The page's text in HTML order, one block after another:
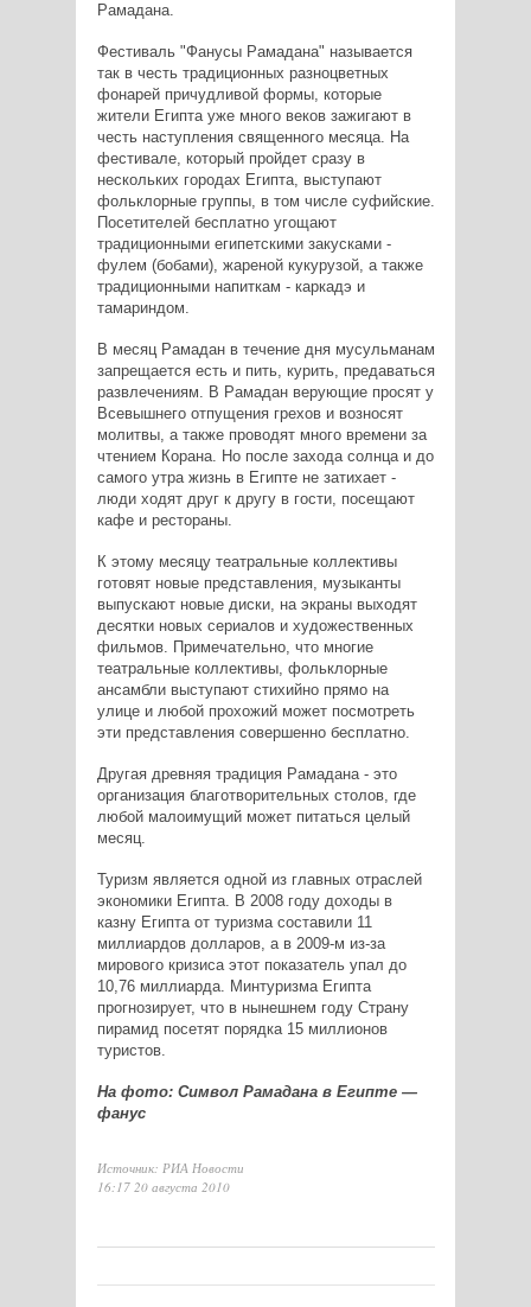
Рамадана.
Фестиваль "Фанусы Рамадана" называется
так в честь традиционных разноцветных
фонарей причудливой формы, которые
жители Египта уже много веков зажигают в
честь наступления священного месяца. На
фестивале, который пройдет сразу в
нескольких городах Египта, выступают
фольклорные группы, в том числе суфийские.
Посетителей бесплатно угощают
традиционными египетскими закусками -
фулем (бобами), жареной кукурузой, а также
традиционными напиткам - каркадэ и
тамариндом.
В месяц Рамадан в течение дня мусульманам
запрещается есть и пить, курить, предаваться
развлечениям. В Рамадан верующие просят у
Всевышнего отпущения грехов и возносят
молитвы, а также проводят много времени за
чтением Корана. Но после захода солнца и до
самого утра жизнь в Египте не затихает -
люди ходят друг к другу в гости, посещают
кафе и рестораны.
К этому месяцу театральные коллективы
готовят новые представления, музыканты
выпускают новые диски, на экраны выходят
десятки новых сериалов и художественных
фильмов. Примечательно, что многие
театральные коллективы, фольклорные
ансамбли выступают стихийно прямо на
улице и любой прохожий может посмотреть
эти представления совершенно бесплатно.
Другая древняя традиция Рамадана - это
организация благотворительных столов, где
любой малоимущий может питаться целый
месяц.
Туризм является одной из главных отраслей
экономики Египта. В 2008 году доходы в
казну Египта от туризма составили 11
миллиардов долларов, а в 2009-м из-за
мирового кризиса этот показатель упал до
10,76 миллиарда. Минтуризма Египта
прогнозирует, что в нынешнем году Страну
пирамид посетят порядка 15 миллионов
туристов.
На фото: Символ Рамадана в Египте —
фанус
Источник: РИА Новости
16:17 20 августа 2010